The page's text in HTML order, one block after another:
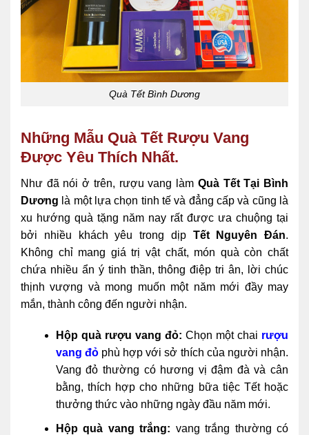
Quà Tết Bình Dương
Những Mẫu Quà Tết Rượu Vang
Được Yêu Thích Nhất.
Như đã nói ở trên, rượu vang làm Quà Tết Tại Bình
Dương là một lựa chọn tinh tế và đẳng cấp và cũng là
xu hướng quà tặng năm nay rất được ưa chuộng tại
bởi nhiều khách yêu trong dịp Tết Nguyên Đán.
Không chỉ mang giá trị vật chất, món quà còn chất
chứa nhiều ẩn ý tinh thần, thông điệp tri ân, lời chúc
thịnh vượng và mong muốn một năm mới đầy may
mắn, thành công đến người nhận.
Hộp quà rượu vang đỏ: Chọn một chai rượu
vang đỏphù hợp với sở thích của người nhận.
Vang đỏ thường có hương vị đậm đà và cân
bằng, thích hợp cho những bữa tiệc Tết hoặc
thưởng thức vào những ngày đầu năm mới.
Hộp quà vang trắng: vang trắng thường có